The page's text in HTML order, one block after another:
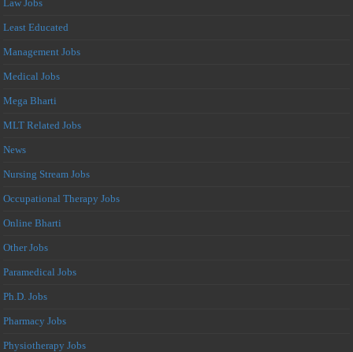
Law Jobs
Least Educated
Management Jobs
Medical Jobs
Mega Bharti
MLT Related Jobs
News
Nursing Stream Jobs
Occupational Therapy Jobs
Online Bharti
Other Jobs
Paramedical Jobs
Ph.D. Jobs
Pharmacy Jobs
Physiotherapy Jobs